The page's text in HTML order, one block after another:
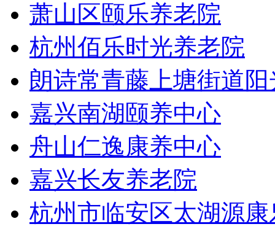
萧山区颐乐养老院
杭州佰乐时光养老院
朗诗常青藤上塘街道
嘉兴南湖颐养中心
舟山仁逸康养中心
嘉兴长友养老院
杭州市临安区太湖源